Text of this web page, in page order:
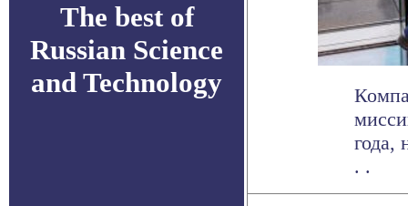
The best of
Russian Science
and Technology
года,
. .